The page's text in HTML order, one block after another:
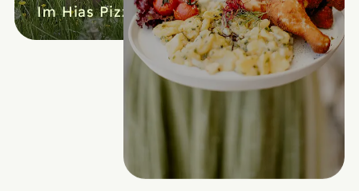
Im Hias Pizza & Event